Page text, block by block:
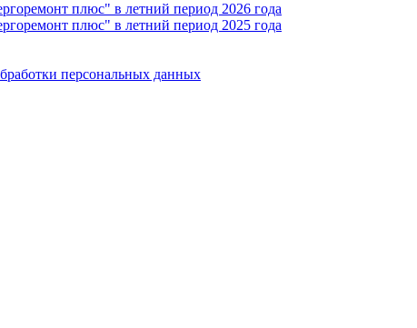
плюс" в летний период 2026 года
плюс" в летний период 2025 года
персональных данных